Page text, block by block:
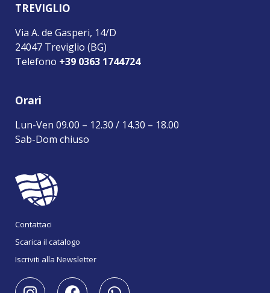
TREVIGLIO
Via A. de Gasperi, 14/D
24047 Treviglio (BG)
Telefono +39 0363 1744724
Orari
Lun-Ven 09.00 – 12.30 / 14.30 – 18.00
Sab-Dom chiuso
Contattaci
Scarica il catalogo
Iscriviti alla Newsletter